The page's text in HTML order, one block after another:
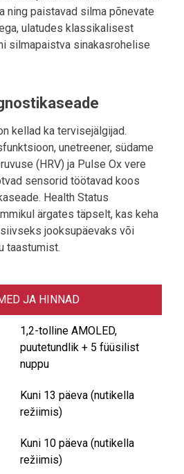
ning paistavad silma põnevate
ulatudes klassikalisest
silmapaistva sinakasrohelise
kellad ka tervisejälgijad.
unetreener, südame
(HRV) ja Pulse Ox vere
sensorid töötavad koos
Health Status
ärgates täpselt, kas keha
jooksupäevaks või
taastumist.
JA HINNAD
1,2-tolline AMOLED,
puutetundlik + 5 füüsilist
nuppu
Kuni 13 päeva (nutikella
režiimis)
Kuni 10 päeva (nutikella
režiimis)